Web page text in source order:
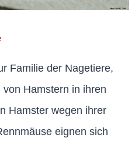
Familie der Nagetiere,
Hamstern in ihren
Hamster wegen ihrer
eignen sich